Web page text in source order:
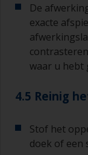
De
exacte
waar u hebt
4.5 Reinig
Stof het
doek of een